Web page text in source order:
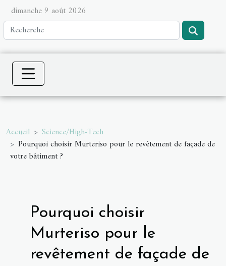
dimanche 9 août 2026
Accueil
Science/High-Tech
Pourquoi choisir Murteriso pour le revêtement de façade de
votre bâtiment ?
Pourquoi choisir
Murteriso pour le
revêtement de façade de